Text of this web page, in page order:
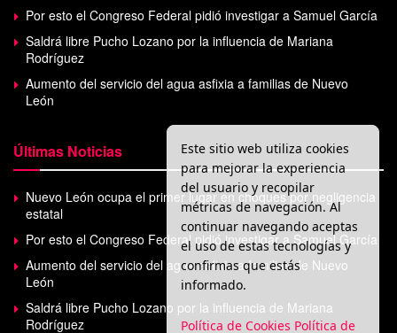
Por esto el Congreso Federal pidió investigar a Samuel García
Saldrá libre Pucho Lozano por la influencia de Mariana
Rodríguez
Aumento del servicio del agua asfixia a familias de Nuevo
León
Últimas Noticias
Nuevo León ocupa el primer lugar en choques por negligencia
estatal
Por esto el Congreso Federal pidió investigar a Samuel García
Aumento del servicio del agua asfixia a familias de Nuevo
León
Saldrá libre Pucho Lozano por la influencia de Mariana
Rodríguez
Este sitio web utiliza cookies
para mejorar la experiencia
del usuario y recopilar
métricas de navegación. Al
continuar navegando aceptas
el uso de estas tecnologías y
confirmas que estás
informado.
Política de Cookies Política de